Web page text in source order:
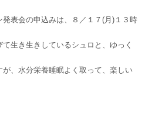
表会の申込みは、８／１７(月)１３時
生き生きしているシュロと、ゆっく
、水分栄養睡眠よく取って、楽しい